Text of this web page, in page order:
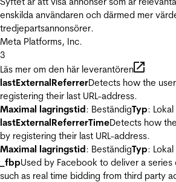
enskilda användaren och därmed mer
tredjepartsannonsörer.
Meta Platforms, Inc.
3
Läs mer om den här leverantören
lastExternalReferrerDetects how the
registering their last URL-address.
Maximal lagringstid: BeständigTyp: Lokal
lastExternalReferrerTimeDetects how
by registering their last URL-address.
Maximal lagringstid: BeständigTyp: Lokal
_fbpUsed by Facebook to deliver a
such as real time bidding from third party